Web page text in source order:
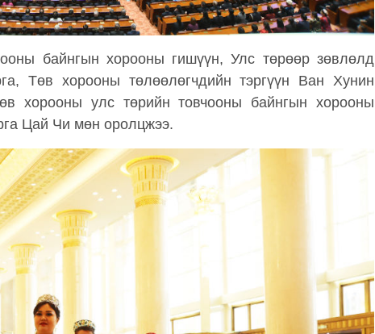
байнгын хорооны гишүүн, Улс төрөөр зөвлөлд
Төв хорооны төлөөлөгчдийн тэргүүн Ван Хунин
хорооны улс төрийн товчооны байнгын хорооны
Цай Чи мөн оролцжээ.